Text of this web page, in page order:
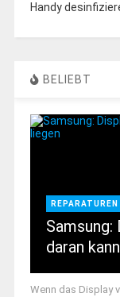
Handy
BELIEBT
REPARATUREN
daran
Wenn das Display